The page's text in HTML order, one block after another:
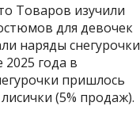
Товаров изучили
для девочек
наряды снегурочки
года в
пришлось
(5% продаж).